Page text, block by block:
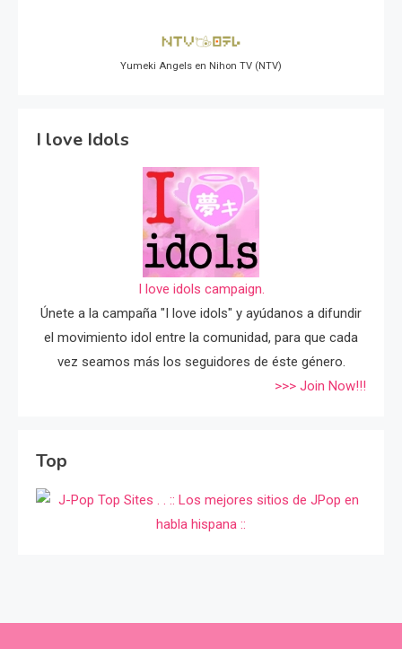
Yumeki Angels en Nihon TV (NTV)
I love Idols
I love idols campaign.
Únete a la campaña "I love idols" y ayúdanos a difundir
el movimiento idol entre la comunidad, para que cada
vez seamos más los seguidores de éste género.
>>> Join Now!!!
Top